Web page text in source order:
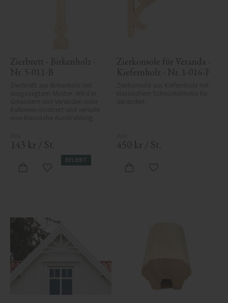
Zierbrett - Birkenholz -
Nr. 5-011-B
143 kr / St.
BELIEBT
Zu Favoriten hinzufügen
Zierkonsole für Veranda -
Kiefernholz - Nr. 1-016-F
450 kr / St.
Zu Favoriten